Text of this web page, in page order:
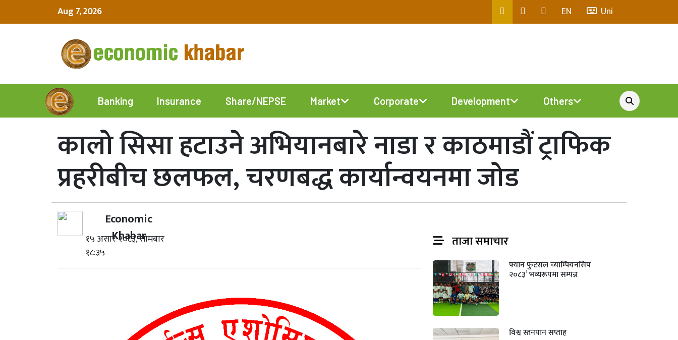
Aug 7, 2026 EN Uni
Banking Insurance Share/NEPSE Market Corporate Development Others
कालो सिसा हटाउने अभियानबारे नाडा र काठमाडौं ट्राफिक
प्रहरीबीच छलफल, चरणबद्ध कार्यान्वयनमा जोड
Economic
Khabar
१५ असार २०८३, सोमबार
१८:३५
ताजा समाचार
फ्यान फुटसल च्याम्पियनसिप
२०८३’ भव्यरूपमा सम्पन्न
विश्व स्तनपान सप्ताह